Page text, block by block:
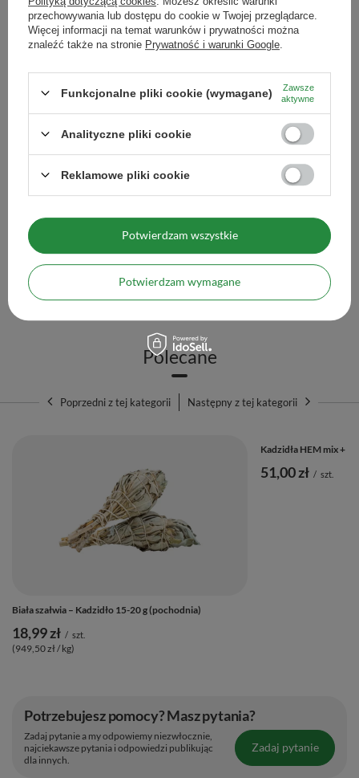
Kraj pochodzenia : Indie
Długość kadzidła: około 22 cm
15,00 zł
(1 000,00 zł / kg)
Ilość produktów
Kadzidła patyczkowe
10,99 zł
(732,67 zł / kg)
Ilość produktów
Polecane
Poprzedni z tej kategorii Następny z tej kategorii
Biała szałwia – Kadzidło 15-20 g (pochodnia)
18,99 zł / szt.
(949,50 zł / kg)
Kadzidła HEM mix +
51,00 zł / szt.
Potrzebujesz pomocy? Masz pytania?
Zadaj pytanie a my odpowiemy niezwłocznie,
najciekawsze pytania i odpowiedzi publikując
dla innych.
Zadaj pytanie
przechowywania lub dostępu do cookie w Twojej przeglądarce.
Więcej informacji na temat warunków i prywatności można
znaleźć także na stronie Prywatność i warunki Google
Funkcjonalne pliki cookie (wymagane)
Zawsze
aktywne
Analityczne pliki cookie
Reklamowe pliki cookie
Potwierdzam wymagane
Potwierdzam wszystkie